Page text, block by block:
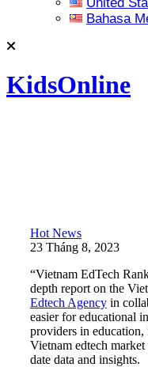
Bahasa
KidsOnline
Hot News
23 Tháng 8, 2023
“Vietnam EdTech
depth report on the
Edtech Agency in
easier for educational
providers in education,
Vietnam edtech
date data and insights.